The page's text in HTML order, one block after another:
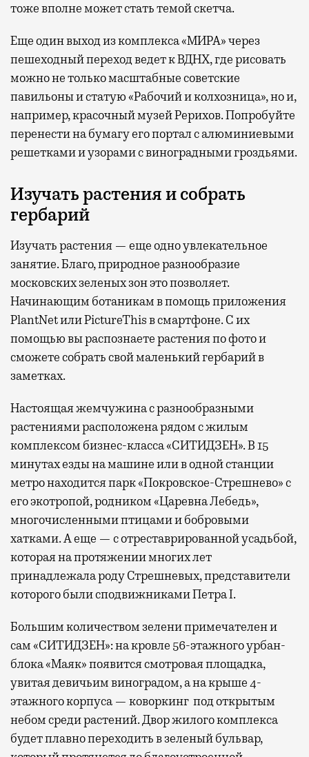
тоже вполне может стать темой скетча.
Еще один выход из комплекса «МИРА» через
пешеходный переход ведет к ВДНХ, где рисовать
можно не только масштабные советские
павильоны и статую «Рабочий и колхозница», но и,
например, красочный музей Рерихов. Попробуйте
перенести на бумагу его портал с алюминиевыми
решетками и узорами с виноградными гроздьями.
Изучать растения и собрать
гербарий
Изучать растения — еще одно увлекательное
занятие. Благо, природное разнообразие
московских зеленых зон это позволяет.
Начинающим ботаникам в помощь приложения
PlantNet или PictureThis в смартфоне. С их
помощью вы распознаете растения по фото и
сможете собрать свой маленький гербарий в
заметках.
Настоящая жемчужина с разнообразными
растениями расположена рядом с жилым
комплексом бизнес-класса «СИТИДЗЕН». В 15
минутах езды на машине или в одной станции
метро находится парк «Покровское-Стрешнево» с
его экотропой, родником «Царевна Лебедь»,
многочисленными птицами и бобровыми
хатками. А еще — с отреставрированной усадьбой,
которая на протяжении многих лет
принадлежала роду Стрешневых, представители
которого были сподвижниками Петра I.
Большим количеством зелени примечателен и
сам «СИТИДЗЕН»: на кровле 56-этажного урбан-
блока «Маяк» появится смотровая площадка,
увитая девичьим виноградом, а на крыше 4-
этажного корпуса — коворкинг под открытым
небом среди растений. Двор жилого комплекса
будет плавно переходить в зеленый бульвар,